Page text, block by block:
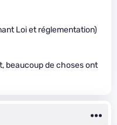
Loi et réglementation)
beaucoup de choses ont